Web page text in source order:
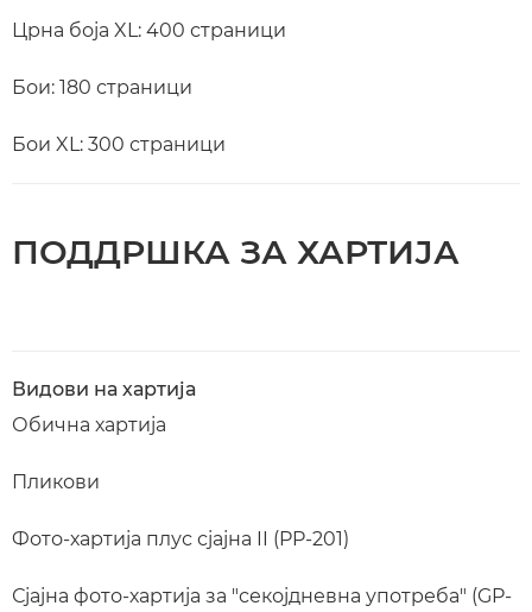
Црна боја XL: 400 страници
Бои: 180 страници
Бои XL: 300 страници
ПОДДРШКА ЗА ХАРТИЈА
Видови на хартија
Обична хартија
Пликови
Фото-хартија плус сјајна II (PP-201)
Сјајна фото-хартија за "секојдневна употреба" (GP-